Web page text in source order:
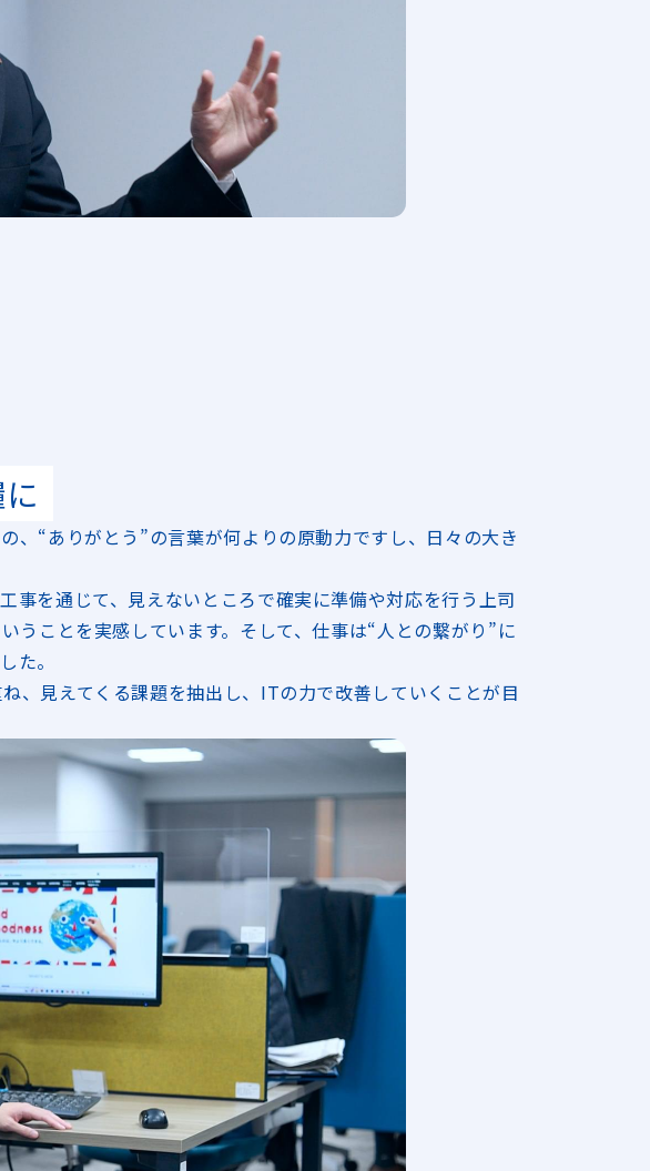
、“ありがとう”の言葉が何よりの原動力ですし、日々の大き
事を通じて、見えないところで確実に準備や対応を行う上司
うことを実感しています。そして、仕事は“人との繋がり”に
た。
、見えてくる課題を抽出し、ITの力で改善していくことが目